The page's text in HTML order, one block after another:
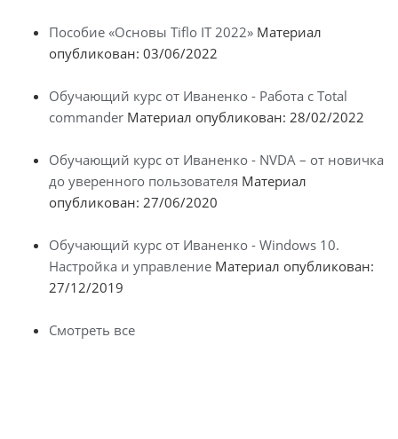
Пособие «Основы Tiflo IT 2022» Материал
опубликован: 03/06/2022
Обучающий курс от Иваненко - Работа с Total
commander Материал опубликован: 28/02/2022
Обучающий курс от Иваненко - NVDA – от новичка
до уверенного пользователя Материал
опубликован: 27/06/2020
Обучающий курс от Иваненко - Windows 10.
Настройка и управление Материал опубликован:
27/12/2019
Смотреть все